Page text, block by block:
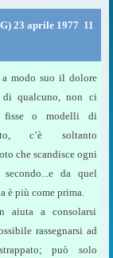
23 aprile 1977  11
modo suo il dolore
di qualcuno, non ci
fisse o modelli di
c’è soltanto
che scandisce ogni
da quel
è più come prima.
aiuta a consolarsi
rassegnarsi ad
può solo